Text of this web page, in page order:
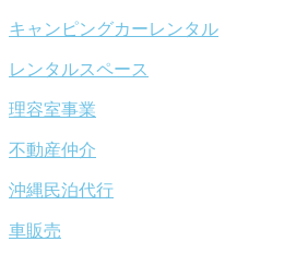
キャンピングカーレンタル
レンタルスペース
理容室事業
不動産仲介
沖縄民泊代行
車販売